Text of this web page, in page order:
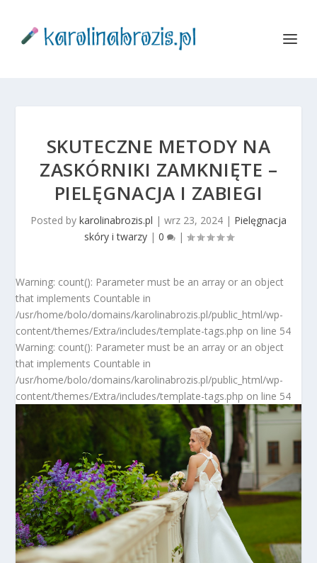
SKUTECZNE METODY NA
ZASKÓRNIKI ZAMKNIĘTE –
PIELĘGNACJA I ZABIEGI
Posted by karolinabrozis.pl | wrz 23, 2024 | Pielęgnacja
skóry i twarzy| 0 |
Warning: count(): Parameter must be an array or an object
that implements Countable in
/usr/home/bolo/domains/karolinabrozis.pl/public_html/wp-
content/themes/Extra/includes/template-tags.php on line 54
Warning: count(): Parameter must be an array or an object
that implements Countable in
/usr/home/bolo/domains/karolinabrozis.pl/public_html/wp-
content/themes/Extra/includes/template-tags.php on line 54